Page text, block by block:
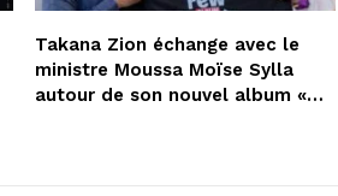
Takana Zion échange avec le
ministre Moussa Moïse Sylla
autour de son nouvel album «…